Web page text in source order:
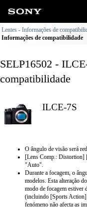
Lentes - Informações de
Informações de compatibilidade
SELP16502 -
compatibilidade
ILCE-7S
O ângulo de visão será
[Lens Comp.: Distortion]
"Auto".
Durante a focagem, o
modelos. Esta alteração
modo de focagem
(incluindo [Sports Action]
fenómeno não afecta as